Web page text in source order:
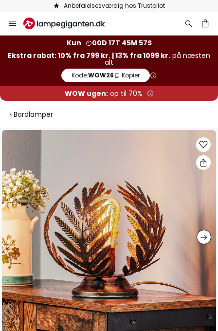
Anbefalelsesværdig hos Trustpilot
to
Kun
00D 17T 45M 56S
Ekstra rabat: 10% fra 799 kr. | 13% fra 1099 kr. på næsten
alt
Kode:WOW26 Kopier
WOW ugen:op til 70%
Bordlamper
Gå
slutningen
af
billedgalleriet